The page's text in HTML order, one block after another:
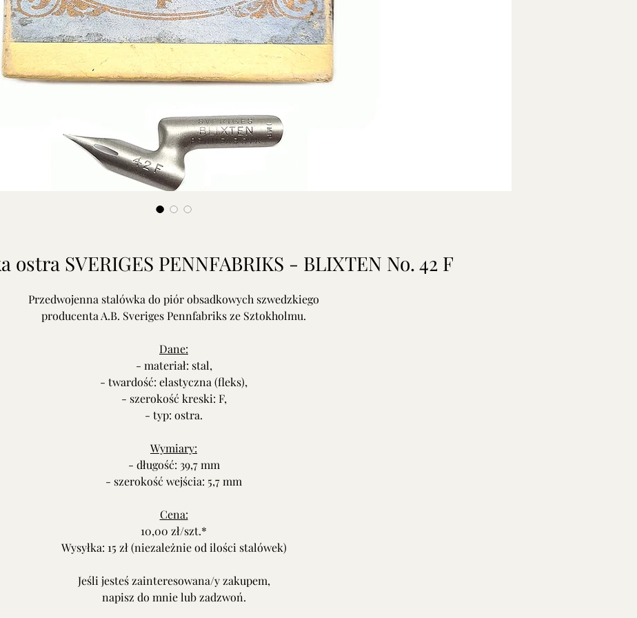
ostra SVERIGES PENNFABRIKS - BLIXTEN No. 42 F
Przedwojenna stalówka do piór obsadkowych szwedzkiego
producenta A.B. Sveriges Pennfabriks ze Sztokholmu.
Dane:
- materiał: stal,
- twardość: elastyczna (fleks),
- szerokość kreski: F,
- typ: ostra.
Wymiary:
- długość: 39,7 mm
- szerokość wejścia: 5,7 mm
Cena:
10,00 zł/szt.*
Wysyłka: 15 zł (niezależnie od ilości stalówek)
Jeśli jesteś zainteresowana/y zakupem,
napisz do mnie lub zadzwoń.